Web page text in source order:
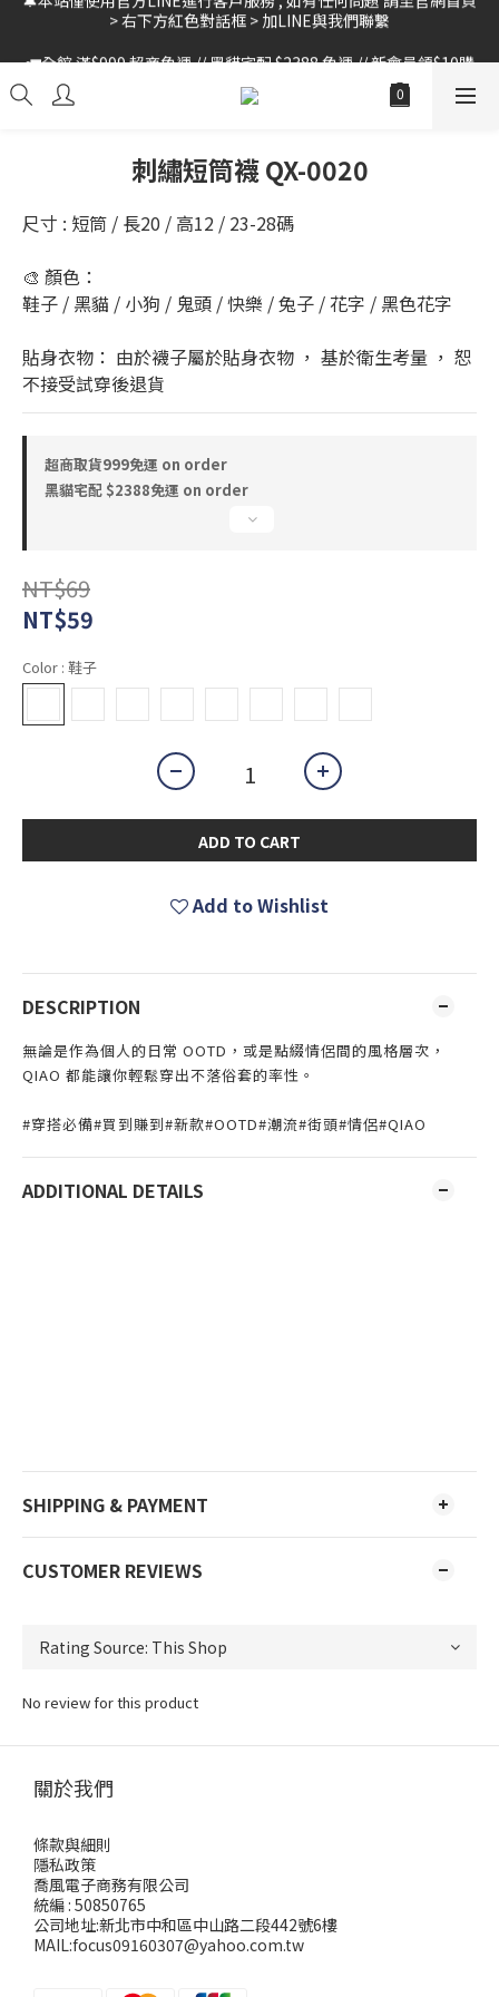
🚛全館 滿$999 超商免運 // 黑貓宅配 $2388 免運 // 新會員領$10購
> 右下方紅色對話框 > 加LINE與我們聯繫
🚛全館 滿$999 超商免運 // 黑貓宅配 $2388 免運 // 新會員領$10購
刺繡短筒襪 QX-0020
尺寸 : 短筒 / 長20 / 高12 / 23-28碼
🎨 顏色：
鞋子 / 黑貓 / 小狗 / 鬼頭 / 快樂 / 兔子 / 花字 / 黑色花字
貼身衣物： 由於襪子屬於貼身衣物 ， 基於衛生考量 ， 恕
不接受試穿後退貨
超商取貨999免運 on order
黑貓宅配 $2388免運 on order
NT$69
NT$59
Color : 鞋子
ADD TO CART
Add to Wishlist
DESCRIPTION
無論是作為個人的日常 OOTD，或是點綴情侶間的風格層次，
QIAO 都能讓你輕鬆穿出不落俗套的率性。
#穿搭必備#買到賺到#新款#OOTD#潮流#街頭#情侶#QIAO
ADDITIONAL DETAILS
SHIPPING & PAYMENT
CUSTOMER REVIEWS
No review for this product
關於我們
條款與細則
隱私政策
喬風電子商務有限公司
統編 : 50850765
公司地址:新北市中和區中山路二段442號6樓
MAIL:focus09160307@yahoo.com.tw